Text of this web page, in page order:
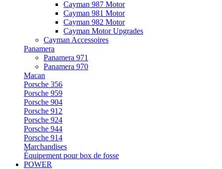
Cayman 987 Motor
Cayman 981 Motor
Cayman 982 Motor
Cayman Motor Upgrades
Cayman Accessoires
Panamera
Panamera 971
Panamera 970
Macan
Porsche 356
Porsche 959
Porsche 904
Porsche 912
Porsche 924
Porsche 944
Porsche 914
Marchandises
Équipement pour box de fosse
POWER